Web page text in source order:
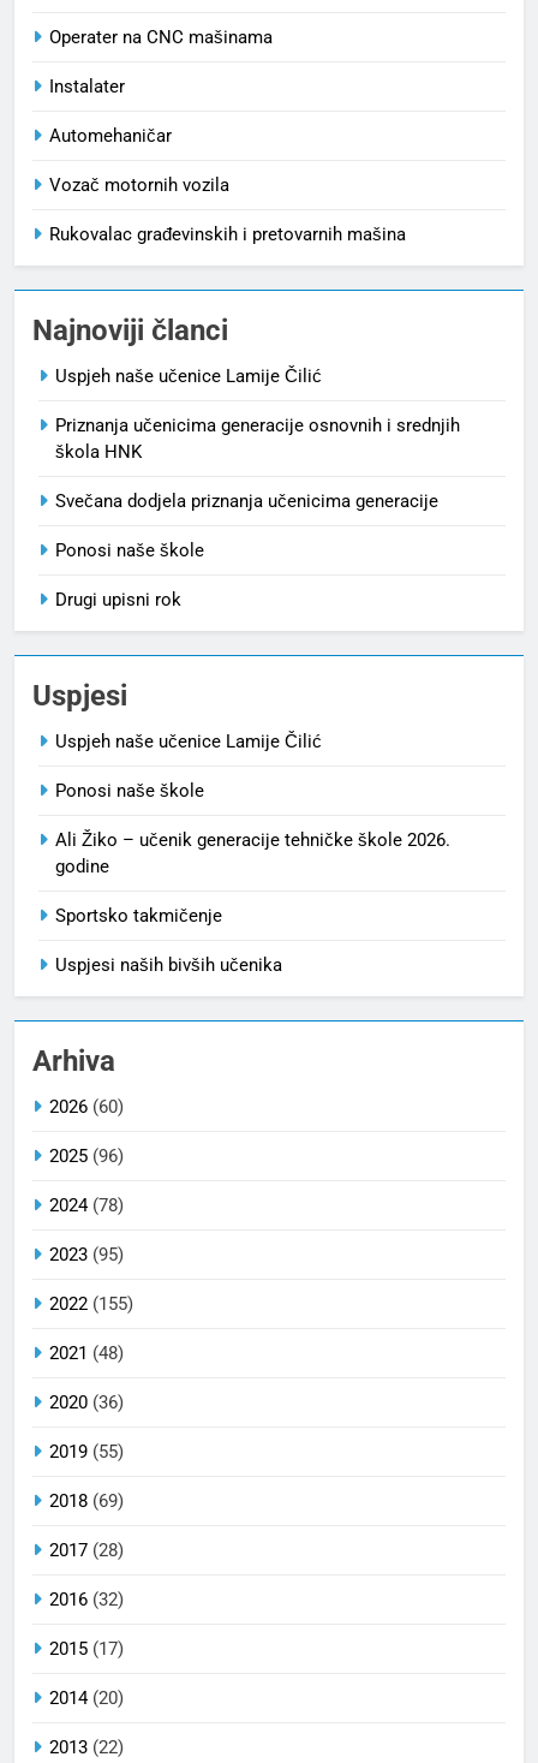
Operater na CNC mašinama
Instalater
Automehaničar
Vozač motornih vozila
Rukovalac građevinskih i pretovarnih mašina
Najnoviji članci
Uspjeh naše učenice Lamije Čilić
Priznanja učenicima generacije osnovnih i srednjih
škola HNK
Svečana dodjela priznanja učenicima generacije
Ponosi naše škole
Drugi upisni rok
Uspjesi
Uspjeh naše učenice Lamije Čilić
Ponosi naše škole
Ali Žiko – učenik generacije tehničke škole 2026.
godine
Sportsko takmičenje
Uspjesi naših bivših učenika
Arhiva
2026 (60)
2025 (96)
2024(78)
2023 (95)
2022 (155)
2021 (48)
2020 (36)
2019 (55)
2018 (69)
2017 (28)
2016 (32)
2015 (17)
2014(20)
2013 (22)